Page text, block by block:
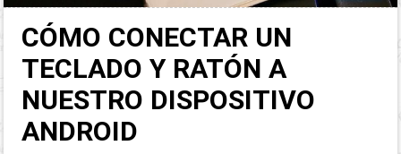
CÓMO CONECTAR UN
TECLADO Y RATÓN A
NUESTRO DISPOSITIVO
ANDROID